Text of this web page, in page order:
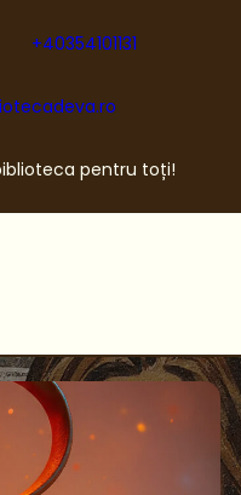
+40354101131
pentru toți!